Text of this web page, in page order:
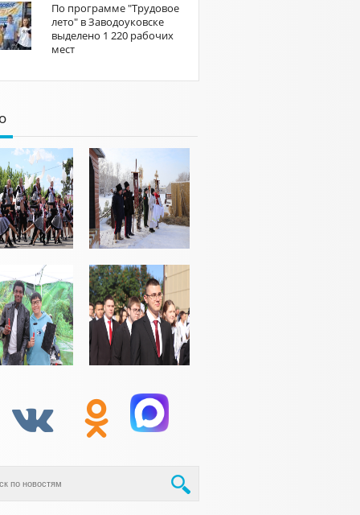
По программе "Трудовое
лето" в Заводоуковске
выделено 1 220 рабочих
мест